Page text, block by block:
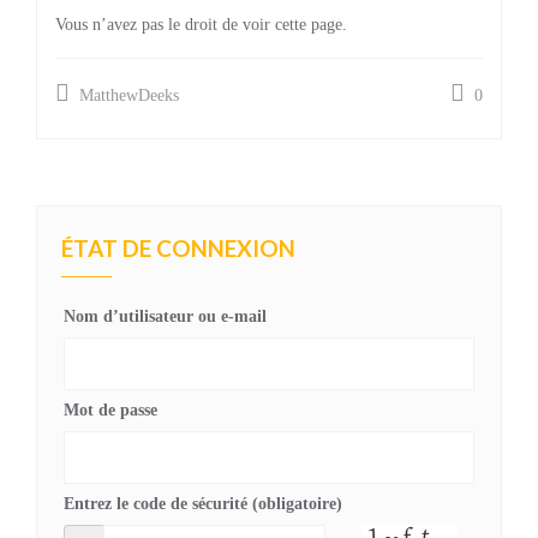
Vous n’avez pas le droit de voir cette page.
MatthewDeeks 0
ÉTAT DE CONNEXION
Nom d’utilisateur ou e-mail
Mot de passe
Entrez le code de sécurité (obligatoire)